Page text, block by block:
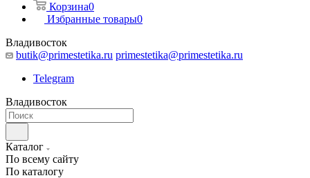
Корзина0
Избранные товары0
Владивосток
butik@primestetika.ru primestetika@primestetika.ru
Telegram
Владивосток
Каталог
По всему сайту
По каталогу